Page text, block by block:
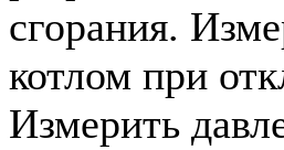
сгорания.
котлом при
Измерить